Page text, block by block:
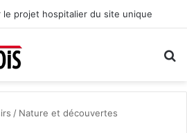
le projet hospitalier du site unique
/ Nature et découvertes